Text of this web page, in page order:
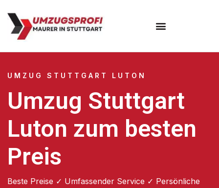
UMZUG STUTTGART LUTON
Umzug Stuttgart
Luton zum besten
Preis
Beste Preise ✓ Umfassender Service ✓ Persönliche